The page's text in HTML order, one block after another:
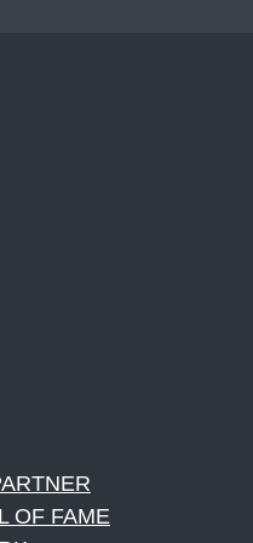
OF FAME